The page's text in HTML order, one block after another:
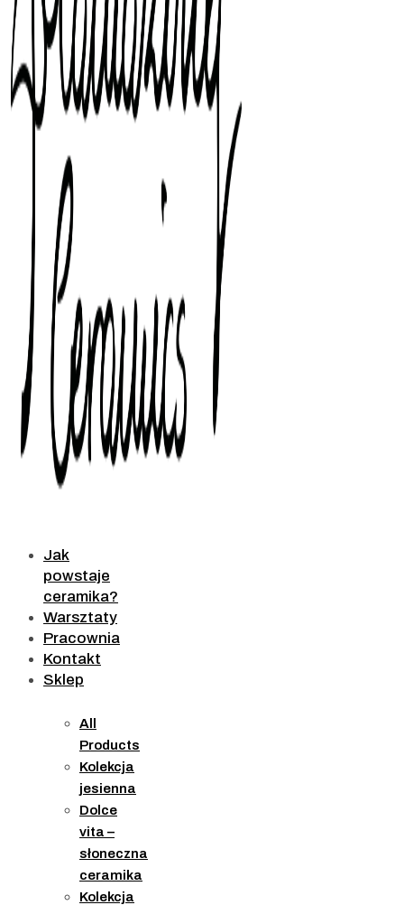
Jak
powstaje
ceramika?
Warsztaty
Pracownia
Kontakt
Sklep
All
Products
Kolekcja
jesienna
Dolce
vita –
słoneczna
ceramika
Kolekcja